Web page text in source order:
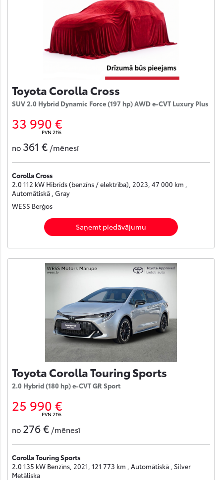
Toyota Corolla Cross
SUV 2.0 Hybrid Dynamic Force (197 hp) AWD e-CVT Luxury Plus
33 990 €
PVN 21%
no 361 € /mēnesī
Corolla Cross
2.0 112 kW Hibrīds (benzīns / elektrība), 2023, 47 000 km ,
Automātiskā , Gray
WESS Berģos
Saņemt piedāvājumu
Toyota Corolla Touring Sports
2.0 Hybrid (180 hp) e-CVT GR Sport
25 990 €
PVN 21%
no 276 € /mēnesī
Corolla Touring Sports
2.0 135 kW Benzīns, 2021, 121 773 km , Automātiskā , Silver
Metāliska